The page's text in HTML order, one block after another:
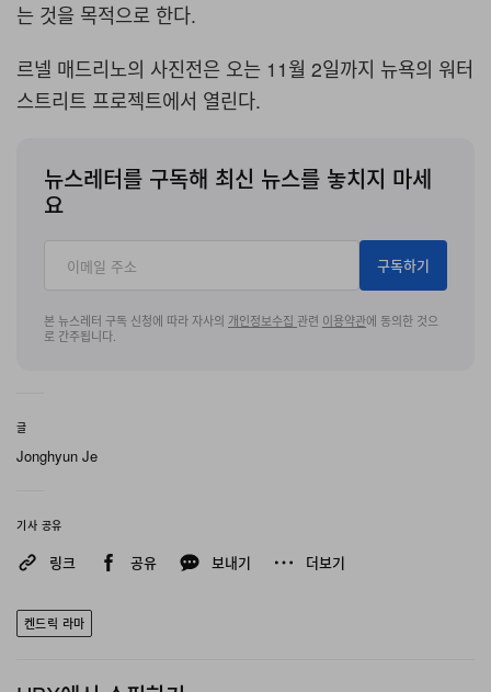
는 것을 목적으로 한다.
르넬 매드리노의 사진전은 오는 11월 2일까지 뉴욕의 워터
스트리트 프로젝트에서 열린다.
뉴스레터를 구독해 최신 뉴스를 놓치지 마세
요
구독하기
본 뉴스레터 구독 신청에 따라 자사의 개인정보수집 관련 이용약관에 동의한 것으
로 간주됩니다.
글
Jonghyun Je
기사 공유
링크 공유 보내기 더보기
켄드릭 라마